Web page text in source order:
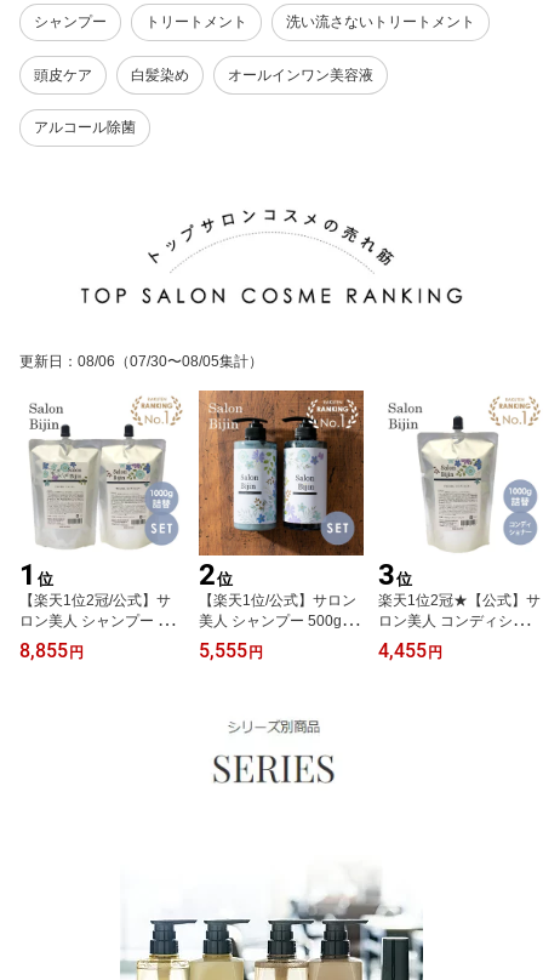
シャンプー トリートメント 洗い流さないトリートメント
頭皮ケア 白髪染め オールインワン美容液
アルコール除菌
更新日 ： 08/06 （07/30〜08/05集計）
1 位
【楽天1位2冠/公式】サ
ロン美人 シャンプー 100
0g & コンディショナー 1
000g 大容量 詰め替え 詰
8,855円
2位
【楽天1位/公式】サロン
美人 シャンプー 500g &
コンディショナー 500g
セット ポンプ ボトル サ
トリートメント アミノ酸
ラチン シリコンフリー
日本製 送料無料
5,555円
3位
楽天1位2冠★【公式】サ
ロン美人 コンディショナ
ー 1000g 大容量 詰め替
え 詰替 リフィル 美容室
4,455円